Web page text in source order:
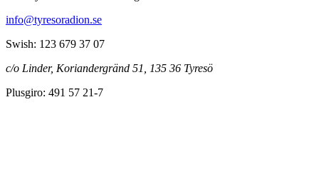
info@tyresoradion.se
Swish: 123 679 37 07
c/o Linder, Koriandergränd 51, 135 36 Tyresö
Plusgiro: 491 57 21-7